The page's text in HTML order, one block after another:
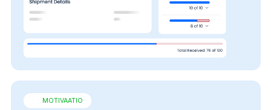
MOTIVAATIO